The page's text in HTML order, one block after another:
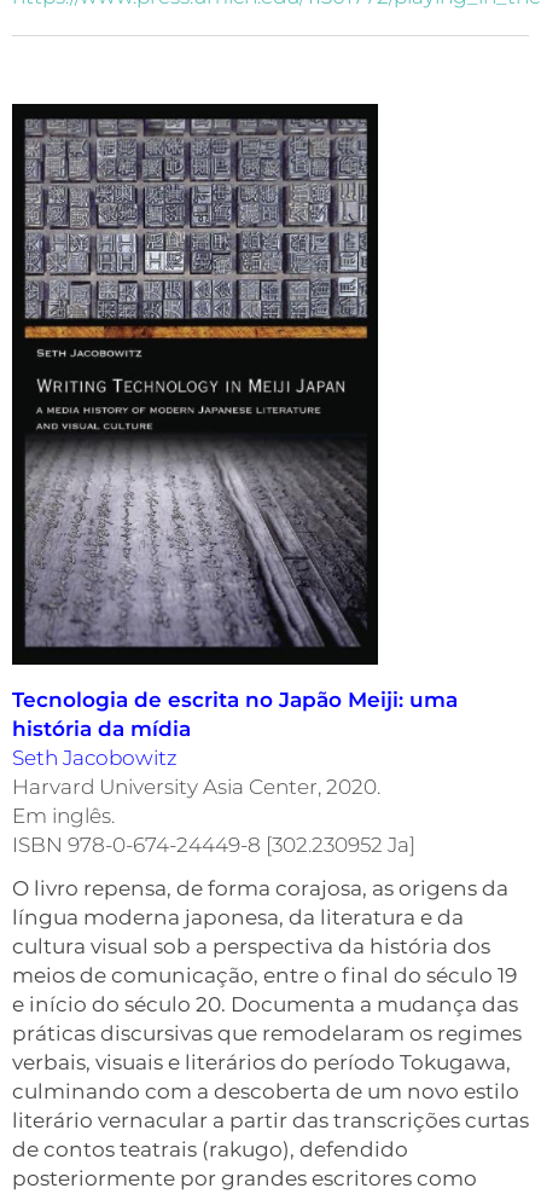
Tecnologia de escrita no Japão Meiji: uma
história da mídia
Seth Jacobowitz
Harvard University Asia Center, 2020.
Em inglês.
ISBN 978-0-674-24449-8 [302.230952 Ja]
O livro repensa, de forma corajosa, as origens da
língua moderna japonesa, da literatura e da
cultura visual sob a perspectiva da história dos
meios de comunicação, entre o final do século 19
e início do século 20. Documenta a mudança das
práticas discursivas que remodelaram os regimes
verbais, visuais e literários do período Tokugawa,
culminando com a descoberta de um novo estilo
literário vernacular a partir das transcrições curtas
de contos teatrais (rakugo), defendido
posteriormente por grandes escritores como